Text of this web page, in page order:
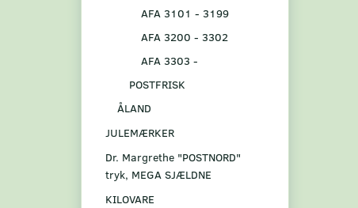
AFA 3101 - 3199
AFA 3200 - 3302
AFA 3303 -
POSTFRISK
ÅLAND
JULEMÆRKER
Dr. Margrethe "POSTNORD"
tryk, MEGA SJÆLDNE
KILOVARE